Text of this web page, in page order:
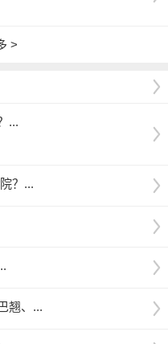
>
...
？...
翘、...